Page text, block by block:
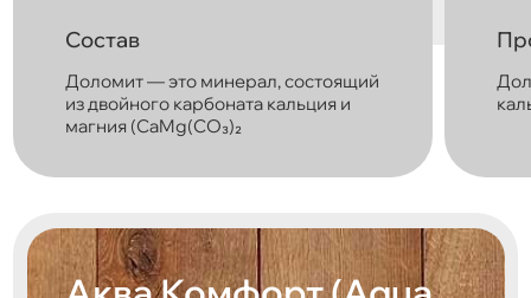
Состав
Доломит — это минерал, состоящий
из двойного карбоната кальция и
магния (CaMg(CO₃)₂